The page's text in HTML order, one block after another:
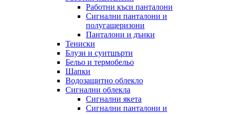
Работни къси панталони
Сигнални панталони и
полугащеризони
Панталони и дънки
Тениски
Блузи и суитшърти
Бельо и термобельо
Шапки
Водозащитно облекло
Сигнални облекла
Сигнални якета
Сигнални панталони и